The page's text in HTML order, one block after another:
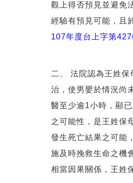
觀上得否預見並避免
經驗有預見可能，且
107年度台上字第
二、 法院認為王姓
治，使男嬰於情況尚
醫至少逾1小時，顯
之可能性，是王姓保
發生死亡結果之可能
施及時挽救生命之機
相當因果關係，王姓